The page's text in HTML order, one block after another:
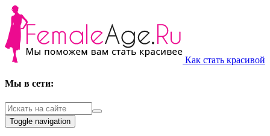
Как стать красивой
Мы в сети:
Toggle navigation